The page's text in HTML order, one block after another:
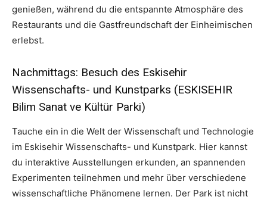
genießen, während du die entspannte Atmosphäre des
Restaurants und die Gastfreundschaft der Einheimischen
erlebst.
Nachmittags: Besuch des Eskisehir
Wissenschafts- und Kunstparks (ESKISEHIR
Bilim Sanat ve Kültür Parki)
Tauche ein in die Welt der Wissenschaft und Technologie
im Eskisehir Wissenschafts- und Kunstpark. Hier kannst
du interaktive Ausstellungen erkunden, an spannenden
Experimenten teilnehmen und mehr über verschiedene
wissenschaftliche Phänomene lernen. Der Park ist nicht